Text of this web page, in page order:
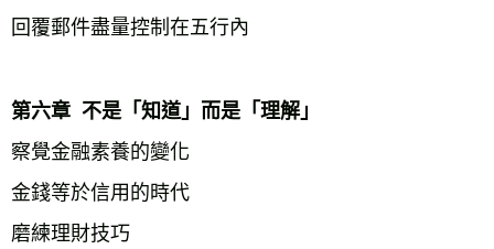
回覆郵件盡量控制在五行內
第六章  不是「知道」而是「理解」
察覺金融素養的變化
金錢等於信用的時代
磨練理財技巧